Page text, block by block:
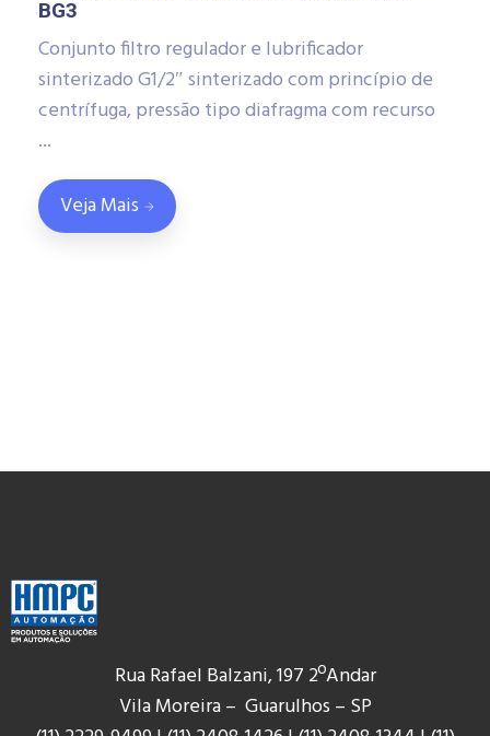
BG3
Conjunto filtro regulador e lubrificador
sinterizado G1/2″ sinterizado com princípio de
centrífuga, pressão tipo diafragma com recurso
...
Veja Mais
Rua Rafael Balzani, 197 2ºAndar
Vila Moreira – Guarulhos – SP